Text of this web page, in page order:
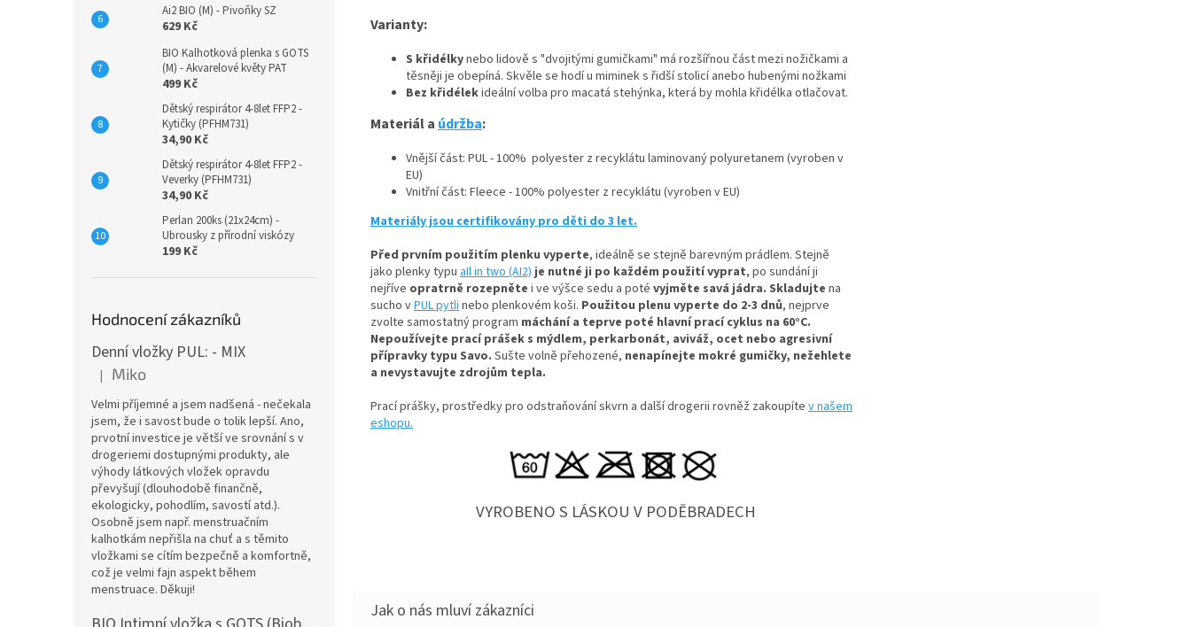
Ai2 BIO (M) - Pivoňky SZ
629 Kč
BIO Kalhotková plenka s GOTS
(M) - Akvarelové květy PAT
499 Kč
Dětský respirátor 4-8let FFP2 -
Kytičky (PFHM731)
34,90 Kč
Dětský respirátor 4-8let FFP2 -
Veverky (PFHM731)
34,90 Kč
Perlan 200ks (21x24cm) -
Ubrousky z přírodní viskózy
199 Kč
Hodnocení zákazníků
Denní vložky PUL: - MIX
Hodnocení produktu je 5 z 5 hvězdiček.
| Miko
Velmi příjemné a jsem nadšená - nečekala
jsem, že i savost bude o tolik lepší. Ano,
prvotní investice je větší ve srovnání s v
drogeriemi dostupnými produkty, ale
výhody látkových vložek opravdu
převyšují (dlouhodobě finančně,
ekologicky, pohodlím, savostí atd.).
Osobně jsem např. menstruačním
kalhotkám nepřišla na chuť a s těmito
vložkami se cítím bezpečně a komfortně,
což je velmi fajn aspekt během
menstruace. Děkuji!
Varianty:
S křidélkynebo lidově s "dvojitými gumičkami" má rozšířnou část mezi nožičkami a
těsněji je obepíná. Skvěle se hodí u miminek s řidší stolicí anebo hubenými nožkami
Bez křidélekideální volba pro macatá stehýnka, která by mohla křidélka otlačovat.
Materiál a údržba:
Vnější část: PUL - 100% polyester z recyklátu laminovaný polyuretanem (vyroben v
EU)
Vnitřní část: Fleece - 100% polyester z recyklátu (vyroben v EU)
Materiály jsou certifikovány pro děti do 3 let.
Před prvním použitím plenku vyperte, ideálně se stejně barevným prádlem. Stejně
jako plenky typu aIl in two (AI2) je nutné ji po každém použití vyprat, po sundání ji
nejříve opratrně rozepněte i ve výšce sedu a poté vyjměte savá jádra. Skladujte na
sucho vPUL pytlinebo plenkovém koši. Použitou plenu vyperte do 2-3 dnů, nejprve
zvolte samostatný program máchání a teprve poté hlavní prací cyklus na 60°C.
Nepoužívejte prací prášek s mýdlem, perkarbonát, aviváž, ocet nebo agresivní
přípravky typu Savo. Sušte volně přehozené, nenapínejte mokré gumičky, nežehlete
a nevystavujte zdrojům tepla.
Prací prášky, prostředky pro odstraňování skvrn a další drogerii rovněž zakoupíte v našem
eshopu.
VYROBENO S LÁSKOU V PODĚBRADECH